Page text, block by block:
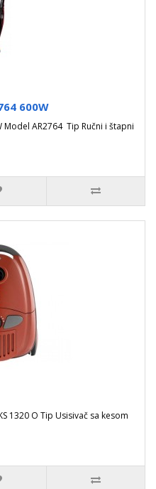
600W
Model AR2764 Tip Ručni i štapni
1320 O Tip Usisivač sa kesom